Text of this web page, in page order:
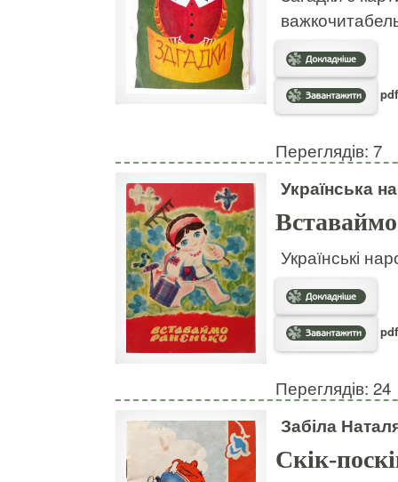
Переглядів: 7
Українська
Українські
Переглядів: 24
Забіла
Скік-